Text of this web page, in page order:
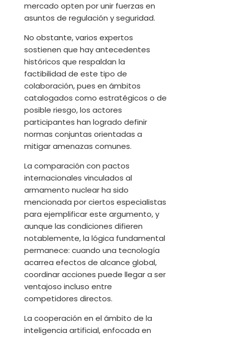
mercado opten por unir fuerzas en
asuntos de regulación y seguridad.
No obstante, varios expertos
sostienen que hay antecedentes
históricos que respaldan la
factibilidad de este tipo de
colaboración, pues en ámbitos
catalogados como estratégicos o de
posible riesgo, los actores
participantes han logrado definir
normas conjuntas orientadas a
mitigar amenazas comunes.
La comparación con pactos
internacionales vinculados al
armamento nuclear ha sido
mencionada por ciertos especialistas
para ejemplificar este argumento, y
aunque las condiciones difieren
notablemente, la lógica fundamental
permanece: cuando una tecnología
acarrea efectos de alcance global,
coordinar acciones puede llegar a ser
ventajoso incluso entre
competidores directos.
La cooperación en el ámbito de la
inteligencia artificial, enfocada en